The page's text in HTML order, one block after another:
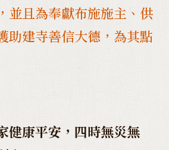
並且為奉獻布施施主、供
助建寺善信大德，為其點
健康平安，四時無災無